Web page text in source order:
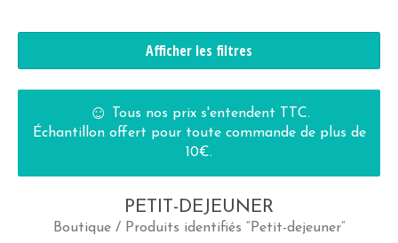
Afficher les filtres
☺
Tous nos prix s'entendent TTC.
Échantillon offert pour toute commande de plus de
10€.
PETIT-DEJEUNER
Boutique/ Produits identifiés “Petit-dejeuner”